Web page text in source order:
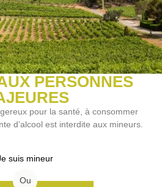
rouge
PERSONNES
pour la santé, à consommer
d’alcool est interdite aux mineurs.
suis mineur
Ou